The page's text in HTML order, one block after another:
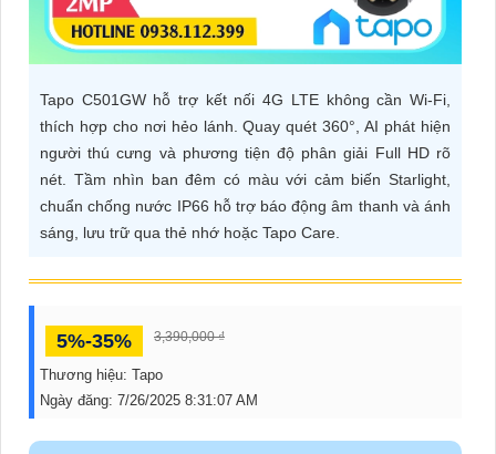
DỊCH
Tapo C501GW hỗ trợ kết nối 4G LTE không cần Wi-Fi,
thích hợp cho nơi hẻo lánh. Quay quét 360°, AI phát hiện
người thú cưng và phương tiện độ phân giải Full HD rõ
nét. Tầm nhìn ban đêm có màu với cảm biến Starlight,
chuẩn chống nước IP66 hỗ trợ báo động âm thanh và ánh
sáng, lưu trữ qua thẻ nhớ hoặc Tapo Care.
5%-35% 3,390,000 ₫
Thương hiệu: Tapo
Ngày đăng: 7/26/2025 8:31:07 AM